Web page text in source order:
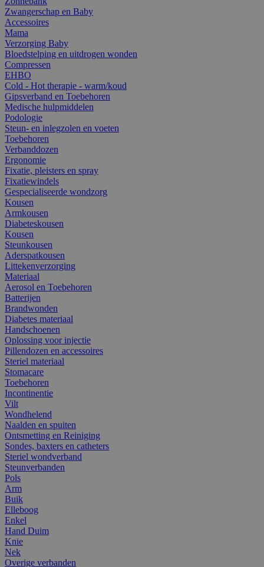
Zwangerschap en Baby
Accessoires
Mama
Verzorging Baby
Bloedstelping en uitdrogen wonden
Compressen
EHBO
Cold - Hot therapie - warm/koud
Gipsverband en Toebehoren
Medische hulpmiddelen
Podologie
Steun- en inlegzolen en voeten
Toebehoren
Verbanddozen
Ergonomie
Fixatie, pleisters en spray
Fixatiewindels
Gespecialiseerde wondzorg
Kousen
Armkousen
Diabeteskousen
Kousen
Steunkousen
Aderspatkousen
Littekenverzorging
Materiaal
Aerosol en Toebehoren
Batterijen
Brandwonden
Diabetes materiaal
Handschoenen
Oplossing voor injectie
Pillendozen en accessoires
Steriel materiaal
Stomacare
Toebehoren
Incontinentie
Vilt
Wondhelend
Naalden en spuiten
Ontsmetting en Reiniging
Sondes, baxters en catheters
Steriel wondverband
Steunverbanden
Pols
Arm
Buik
Elleboog
Enkel
Hand Duim
Knie
Nek
Overige verbanden